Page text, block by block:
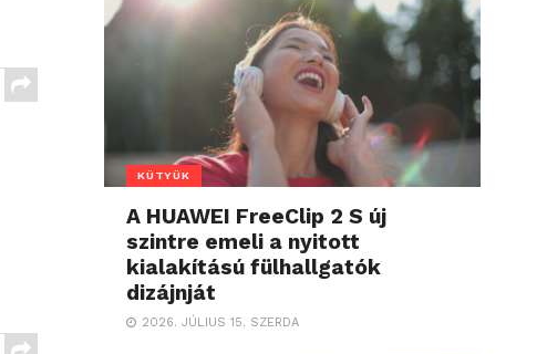
KÜTYÜK
A HUAWEI FreeClip 2 S új
szintre emeli a nyitott
kialakítású fülhallgatók
dizájnját
2026. JÚLIUS 15. SZERDA